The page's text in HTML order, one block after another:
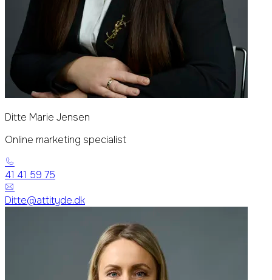
Ditte Marie Jensen
Online marketing specialist
41 41 59 75
Ditte@attityde.dk